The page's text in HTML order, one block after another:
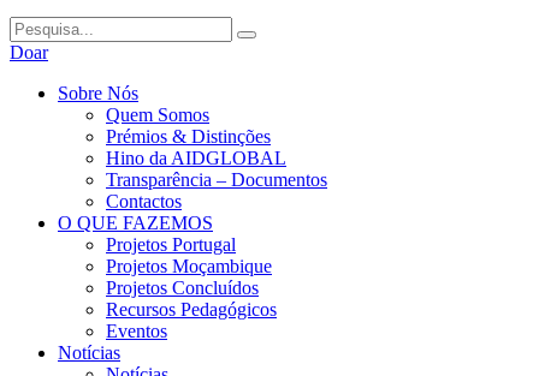
Doar
Sobre Nós
Quem Somos
Prémios & Distinções
Hino da AIDGLOBAL
Transparência – Documentos
Contactos
O QUE FAZEMOS
Projetos Portugal
Projetos Moçambique
Projetos Concluídos
Recursos Pedagógicos
Eventos
Notícias